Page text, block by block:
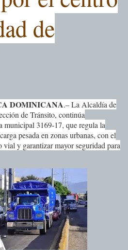
de
DOMINICANA.– La Alcaldía de
de Tránsito, continúa
municipal 3169-17, que regula la
pesada en zonas urbanas, con el
y garantizar mayor seguridad para